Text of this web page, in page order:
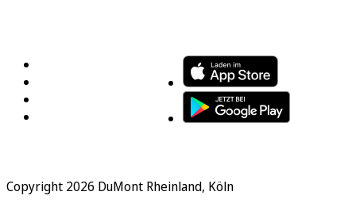
Copyright 2026 DuMont Rheinland, Köln